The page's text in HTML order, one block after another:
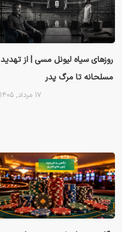
روزهای سیاه لیونل مسی | از تهدید
مسلحانه تا مرگ پدر
۱۷ مرداد, ۱۴۰۵